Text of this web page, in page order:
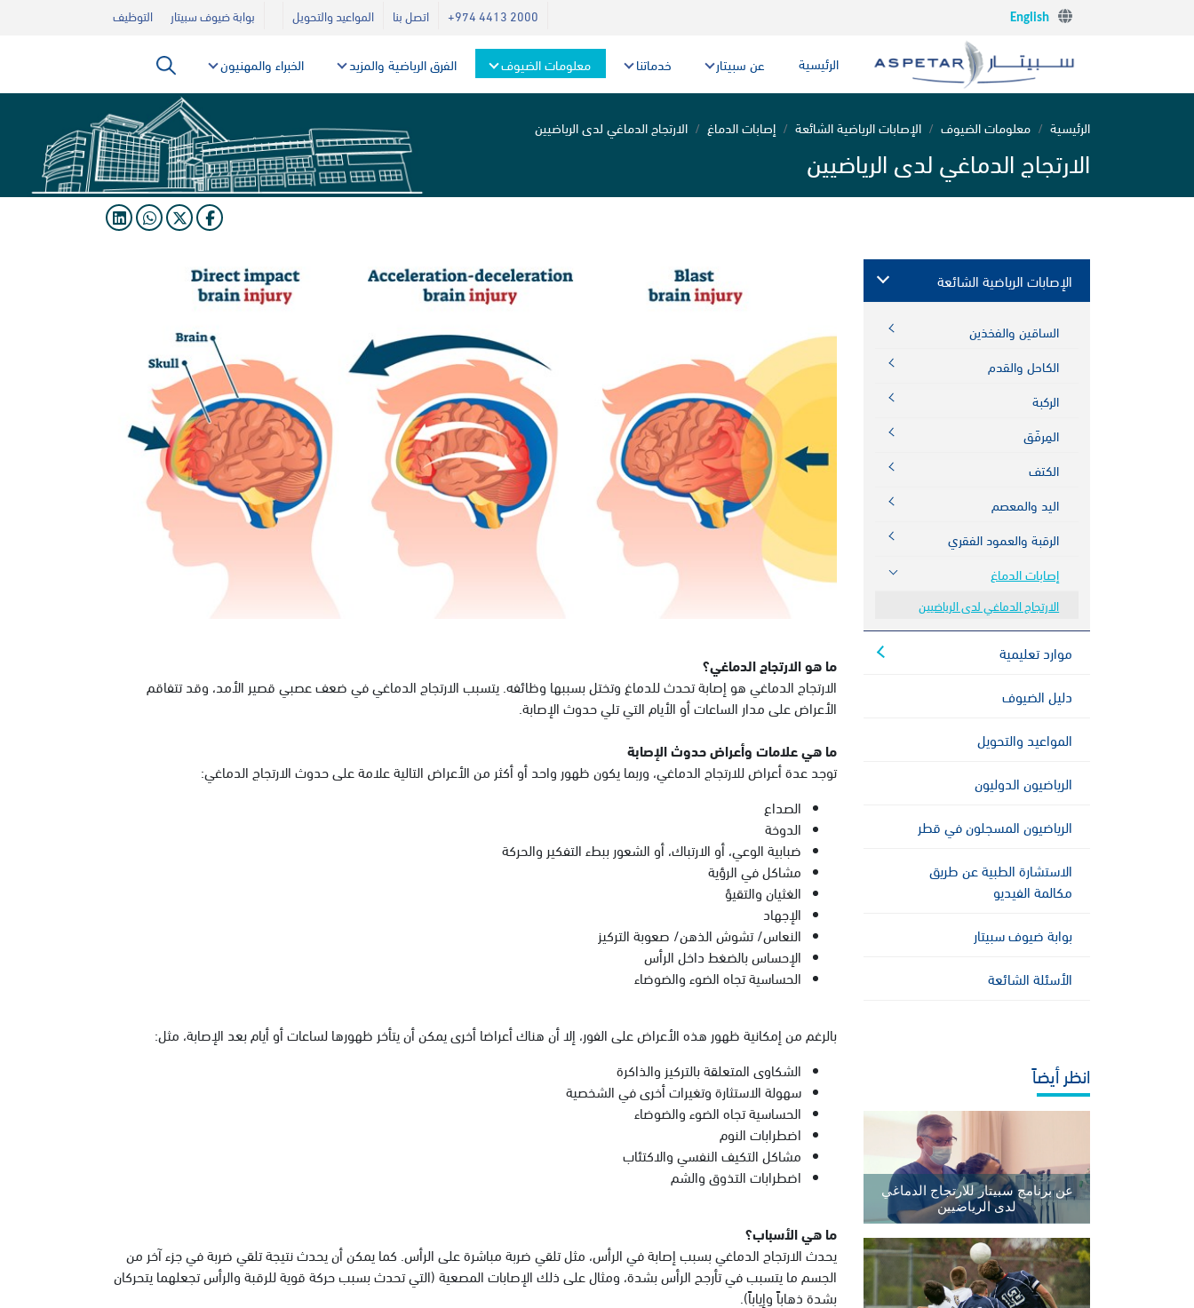
+974 4413 2000 اتصل بنا المواعيد والتحويل بوابة ضيوف سبيتار التوظيف English
الرئيسية عن سبيتار خدماتنا معلومات الضيوف الفرق الرياضية والمزيد الخبراء والمهنيون
الرئيسية معلومات الضيوف الإصابات الرياضية الشائعة إصابات الدماغ الارتجاج الدماغي لدى الرياضيين
الارتجاج الدماغي لدى الرياضيين
الإصابات الرياضية الشائعة
الساقين والفخذين
الكاحل والقدم
الركبة
المِرفَق
الكتف
اليد والمعصم
الرقبة والعمود الفقري
إصابات الدماغ
الارتجاج الدماغي لدى الرياضيين
موارد تعليمية
دليل الضيوف
المواعيد والتحويل
الرياضيون الدوليون
الرياضيون المسجلون في قطر
الاستشارة الطبية عن طريق
مكالمة الفيديو
بوابة ضيوف سبيتار
الأسئلة الشائعة
انظر أيضاً
عن برنامج سبيتار للارتجاج الدماغي
لدى الرياضيين
ما هو الارتجاج الدماغي؟
الارتجاج الدماغي هو إصابة تحدث للدماغ وتختل بسببها وظائفه. يتسبب الارتجاج الدماغي في ضعف عصبي قصير الأمد، وقد تتفاقم
الأعراض على مدار الساعات أو الأيام التي تلي حدوث الإصابة.
ما هي علامات وأعراض حدوث الإصابة
توجد عدة أعراض للارتجاج الدماغي، وربما يكون ظهور واحد أو أكثر من الأعراض التالية علامة على حدوث الارتجاج الدماغي:
الصداع
الدوخة
ضبابية الوعي، أو الارتباك، أو الشعور ببطء التفكير والحركة
مشاكل في الرؤية
الغثيان والتقيؤ
الإجهاد
النعاس/ تشوش الذهن/ صعوبة التركيز
الإحساس بالضغط داخل الرأس
الحساسية تجاه الضوء والضوضاء
بالرغم من إمكانية ظهور هذه الأعراض على الفور، إلا أن هناك أعراضا أخرى يمكن أن يتأخر ظهورها لساعات أو أيام بعد الإصابة، مثل:
الشكاوى المتعلقة بالتركيز والذاكرة
سهولة الاستثارة وتغيرات أخرى في الشخصية
الحساسية تجاه الضوء والضوضاء
اضطرابات النوم
مشاكل التكيف النفسي والاكتئاب
اضطرابات التذوق والشم
ما هي الأسباب؟
يحدث الارتجاج الدماغي بسبب إصابة في الرأس، مثل تلقي ضربة مباشرة على الرأس. كما يمكن أن يحدث نتيجة تلقي ضربة في جزء آخر من
الجسم ما يتسبب في تأرجح الرأس بشدة، ومثال على ذلك الإصابات المصعية (التي تحدث بسبب حركة قوية للرقبة والرأس تجعلهما يتحركان
بشدة ذهاباً وإياباً).